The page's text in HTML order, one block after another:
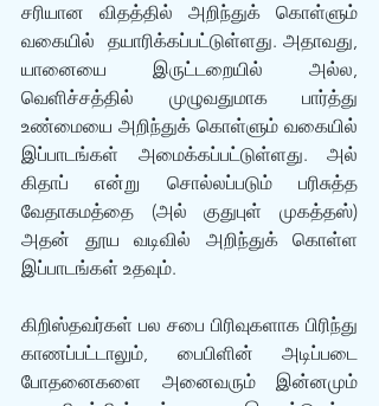
சரியான விதத்தில் அறிந்துக் கொள்ளும்
வகையில்  தயாரிக்கப்பட்டுள்ளது. அதாவது,
யானையை இருட்டறையில் அல்ல,
வெளிச்சத்தில் முழுவதுமாக பார்த்து
உண்மையை அறிந்துக் கொள்ளும் வகையில்
இப்பாடங்கள் அமைக்கப்பட்டுள்ளது. அல்
கிதாப் என்று சொல்லப்படும் பரிசுத்த
வேதாகமத்தை (அல் குதுபுள் முகத்தஸ்)
அதன் தூய வடிவில் அறிந்துக் கொள்ள
இப்பாடங்கள் உதவும்.
கிறிஸ்தவர்கள் பல சபை பிரிவுகளாக பிரிந்து
காணப்பட்டாலும், பைபிளின் அடிப்படை
போதனைகளை அனைவரும் இன்னமும்